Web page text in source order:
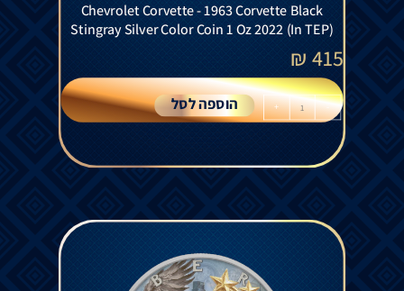
Chevrolet Corvette - 1963 Corvette Black
Stingray Silver Color Coin 1 Oz 2022 (In TEP)
415
₪
-
+ הוספה לסל